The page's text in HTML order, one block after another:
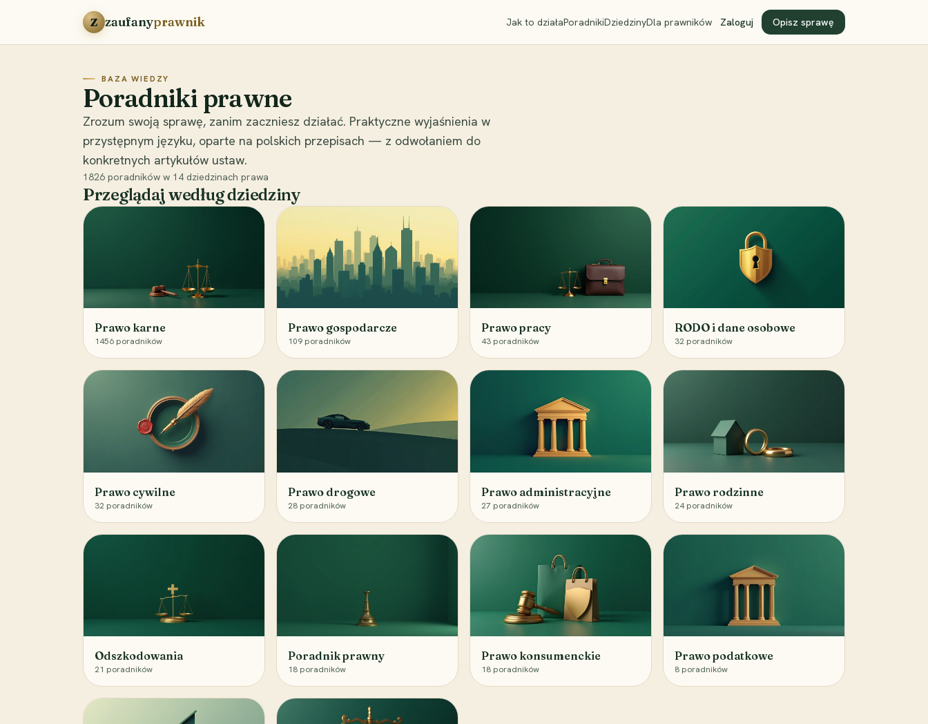
Przejdź do treści
Z zaufanyprawnik Jak to działaPoradnikiDziedzinyDla prawników Zaloguj Opisz sprawę
BAZA WIEDZY
Poradniki prawne
Zrozum swoją sprawę, zanim zaczniesz działać. Praktyczne wyjaśnienia w
przystępnym języku, oparte na polskich przepisach — z odwołaniem do
konkretnych artykułów ustaw.
1826 poradników w 14 dziedzinach prawa
Przeglądaj według dziedziny
Prawo karne
1456 poradników
Prawo gospodarcze
109 poradników
Prawo pracy
43 poradników
RODO i dane osobowe
32 poradników
Prawo cywilne
32 poradników
Prawo drogowe
28 poradników
Prawo administracyjne
27 poradników
Prawo rodzinne
24 poradników
Odszkodowania
21 poradników
Poradnik prawny
18 poradników
Prawo konsumenckie
18 poradników
Prawo podatkowe
8 poradników